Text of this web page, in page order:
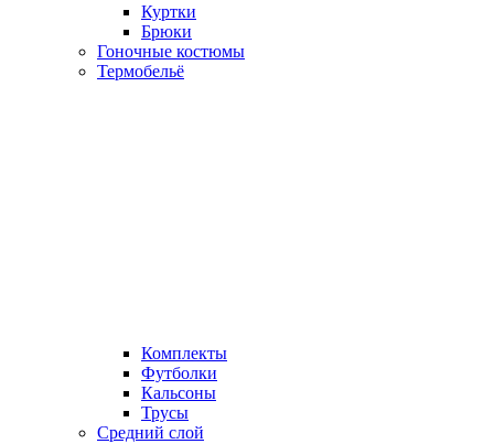
Куртки
Брюки
Гоночные костюмы
Термобельё
Комплекты
Футболки
Кальсоны
Трусы
Средний слой